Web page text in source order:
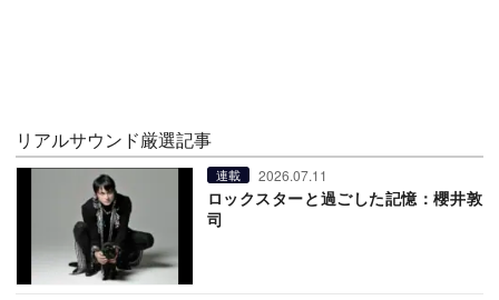
リアルサウンド厳選記事
連載 2026.07.11
ロックスターと過ごした記憶：櫻井敦
司